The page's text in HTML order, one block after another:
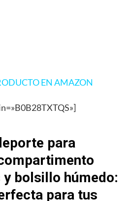
EN AMAZON
para
y bolsillo húmedo:
para tus